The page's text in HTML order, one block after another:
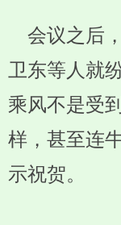
会议之后
卫东等人就
乘风不是受
样，甚至连
示祝贺。